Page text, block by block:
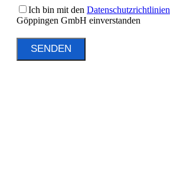
Ich bin mit den Datenschutzrichtlinien
Göppingen GmbH einverstanden
SENDEN